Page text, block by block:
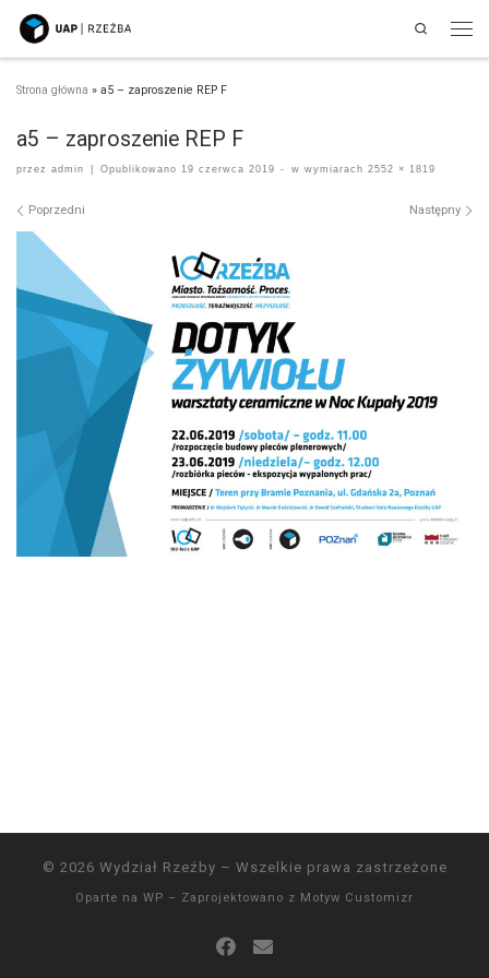
Przejdź do treści
Search
Strona główna » a5 – zaproszenie REP F
a5 – zaproszenie REP F
przez admin Opublikowano 19 czerwca 2019 - w wymiarach 2552 × 1819
Nawigacja po obrazach
Poprzedni Następny
© 2026 Wydział Rzeźby – Wszelkie prawa zastrzeżone
Oparte na WP – Zaprojektowano z Motyw Customizr